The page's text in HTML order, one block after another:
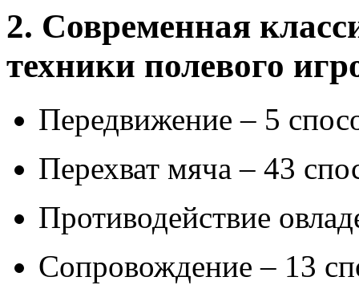
2. Современная
техники полевого
Передвижение – 5
Перехват мяча – 43
Противодействие
Сопровождение – 13